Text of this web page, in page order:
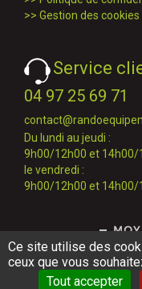
>> Gestion des cookies
Service
04 97 25 69 71
Du lundi au jeudi :
9h00/12h00 et 14h00/
le vendredi :
9h00/12h00 et 14h00/
Ce site utilise des
ceux que vous
Tout accepter